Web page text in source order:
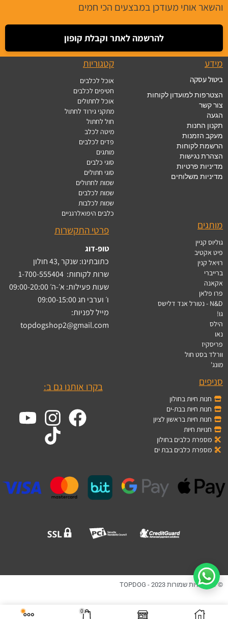
0
והשאר אותי מעודכן במבצעים הכי חמים
להרשמה לאתר וקבלת קופון
מידע
ביטול עסקה
הצטרפות למועדון לקוחות
צור קשר
הגעה
תקנון החנות
מעקב הזמנות
הרשמת לקוחות
הצהרת נגישות
מדיניות פרטיות
מדיניות משלוחים
קטגוריות
אוכל לכלבים
חטיפים לכלבים
אוכל לחתולים
מתקני גירוד לחתול
חול לחתול
מיטה לכלב
פדים לכלבים
מותגים
סוגי כלבים
סוגי חתולים
שמות לחתולים
שמות לכלבים
שמות לכלבות
כלבים היפואלרגניים
מותגים
גוליוס קניין
פיט אקטיב
רויאל קנין
ברייברי
אקאנה
פרו פלאן
N&D - נטורל אנד דלישס
גו!
הילס
נאו
פריסקיז
וורלד בסט חול
מונג'
פרטי התקשרות
טופ-דוג
כתובתינו: שנקר ,43 חולון
שרות לקוחות: 1-700-555404
שעות פעילות: א׳-ה׳ 09:00-20:00
ו׳ וערבי חג 09:00-15:00
מייל לפניות:
topdogshop2@gmail.com
סניפים
חנות חיות בחולון
חנות חיות בבת-ים
חנות חיות בראשון לציון
חנויות חיות
מספרת כלבים בחולון
מספרת כלבים בבת ים
בקרו אותנו גם ב:
© כל הזכויות שמורות TOPDOG - 2023